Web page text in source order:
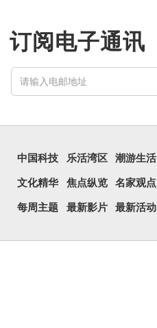
订阅电子通讯
中国科技 乐活湾区 潮游生活
文化精华 焦点纵览 名家观点
每周主题 最新影片 最新活动